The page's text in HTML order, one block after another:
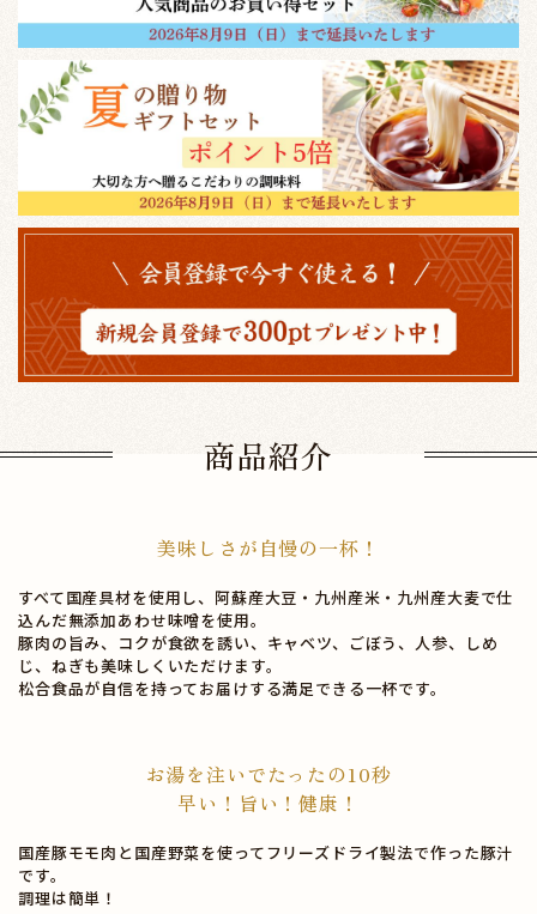
商品紹介
美味しさが自慢の一杯！
すべて国産具材を使用し、阿蘇産大豆・九州産米・九州産大麦で仕
込んだ無添加あわせ味噌を使用。
豚肉の旨み、コクが食欲を誘い、キャベツ、ごぼう、人参、しめ
じ、ねぎも美味しくいただけます。
松合食品が自信を持ってお届けする満足できる一杯です。
お湯を注いでたったの10秒
早い！旨い！健康！
国産豚モモ肉と国産野菜を使ってフリーズドライ製法で作った豚汁
です。
調理は簡単！